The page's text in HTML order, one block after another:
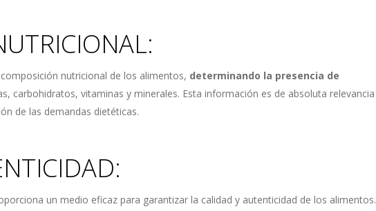
nutricional de los alimentos, determinando la presencia de
carbohidratos, vitaminas y minerales. Esta información es de absoluta relevancia
de las demandas dietéticas.
un medio eficaz para garantizar la calidad y autenticidad de los alimentos.